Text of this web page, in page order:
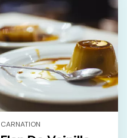
CARNATION